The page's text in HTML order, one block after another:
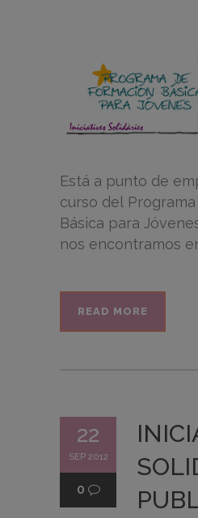
Está a punto de
curso del
Básica para
nos encontramos
READ MORE
22
SEP 2012
0